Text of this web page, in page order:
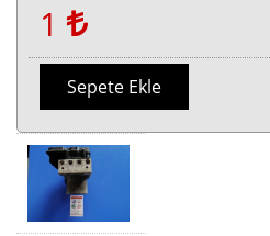
1
Sepete Ekle